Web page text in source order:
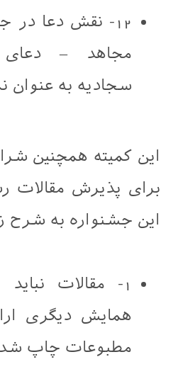
12- نقش دعا در
مجاهد – دعای
سجادیه به عنوان
این کمیته همچنین
برای پذیرش مقالات
این جشنواره به شرح
1- مقالات
همایش دیگری
مطبوعات چاپ